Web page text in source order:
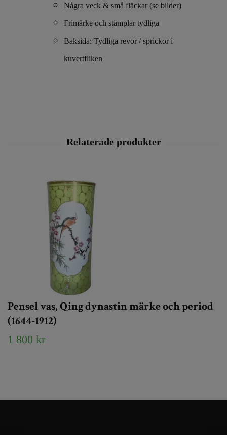
Några veck & små fläckar (se bilder)
Frimärke och stämplar tydliga
Baksida: Tydliga revor / sprickor i
kuvertfliken
Pensel vas, Qing dynastin märke och period
(1644-1912)
1 800 kr